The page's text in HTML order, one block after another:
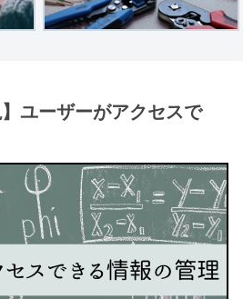
ユーザーがアクセスで